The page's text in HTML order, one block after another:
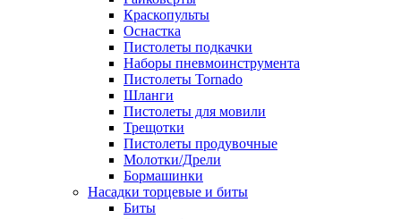
Краскопульты
Оснастка
Пистолеты подкачки
Наборы пневмоинструмента
Пистолеты Tornado
Шланги
Пистолеты для мовили
Трещотки
Пистолеты продувочные
Молотки/Дрели
Бормашинки
Насадки торцевые и биты
Биты